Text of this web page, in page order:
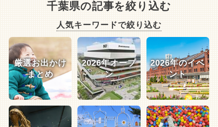
千葉県の記事を絞り込む
人気キーワードで絞り込む
厳選お出かけ
まとめ
2026年オープ
ン
2026年のイベ
ント